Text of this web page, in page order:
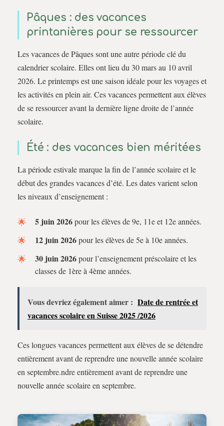
Pâques : des vacances
printanières pour se ressourcer
Les vacances de Pâques sont une autre période clé du
calendrier scolaire. Elles ont lieu du 30 mars au 10 avril
2026. Le printemps est une saison idéale pour les voyages et
les activités en plein air. Ces vacances permettent aux élèves
de se ressourcer avant la dernière ligne droite de l’année
scolaire.
Été : des vacances bien méritées
La période estivale marque la fin de l’année scolaire et le
début des grandes vacances d’été. Les dates varient selon
les niveaux d’enseignement :
5 juin 2026pour les élèves de 9e, 11e et 12e années.
12 juin 2026pour les élèves de 5e à 10e années.
30 juin 2026pour l’enseignement préscolaire et les
classes de 1ère à 4ème années.
Vous devriez également aimer : Date de rentrée et
vacances scolaire en Suisse 2025 /2026
Ces longues vacances permettent aux élèves de se détendre
entièrement avant de reprendre une nouvelle année scolaire
en septembre.ndre entièrement avant de reprendre une
nouvelle année scolaire en septembre.